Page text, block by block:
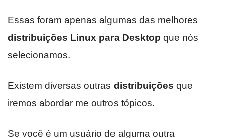
Essas foram apenas algumas das melhores
distribuições Linux para Desktop que nós
selecionamos.
Existem diversas outras distribuições que
iremos abordar me outros tópicos.
Se você é um usuário de alguma outra